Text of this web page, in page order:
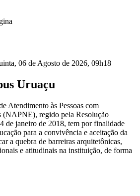
06 de Agosto de 2026, 09h18
Uruaçu
Atendimento às Pessoas com
(NAPNE), regido pela Resolução
de janeiro de 2018, tem por finalidade
para a convivência e aceitação da
a quebra de barreiras arquitetônicas,
e atitudinais na instituição, de forma